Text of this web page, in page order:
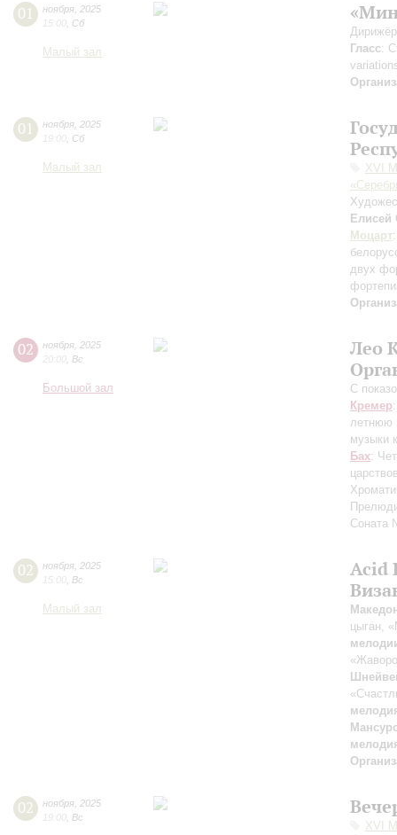
01 ноября 2025
15:00 Сб
Малый зал
Гласс:
01 ноября 2025
19:00 Сб
Малый зал
XVI
Елисей
Моцарт
двух
02 ноября 2025
20:00 Вс
Большой зал
Лео
С
Кремер
летнюю
музыки
Бах:
Соната
02 ноября 2025
15:00 Вс
Малый зал
Acid
цыган,
02 ноября 2025
19:00 Вс
XVI